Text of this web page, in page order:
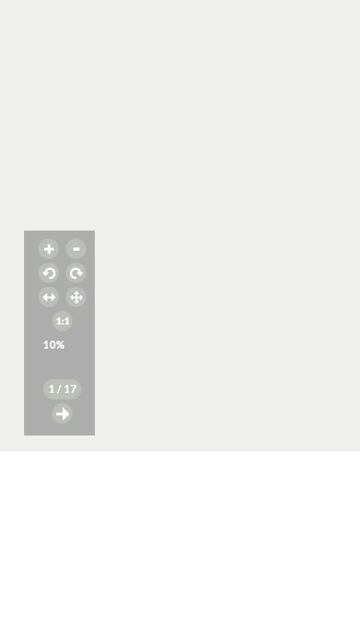
10%
1 / 17